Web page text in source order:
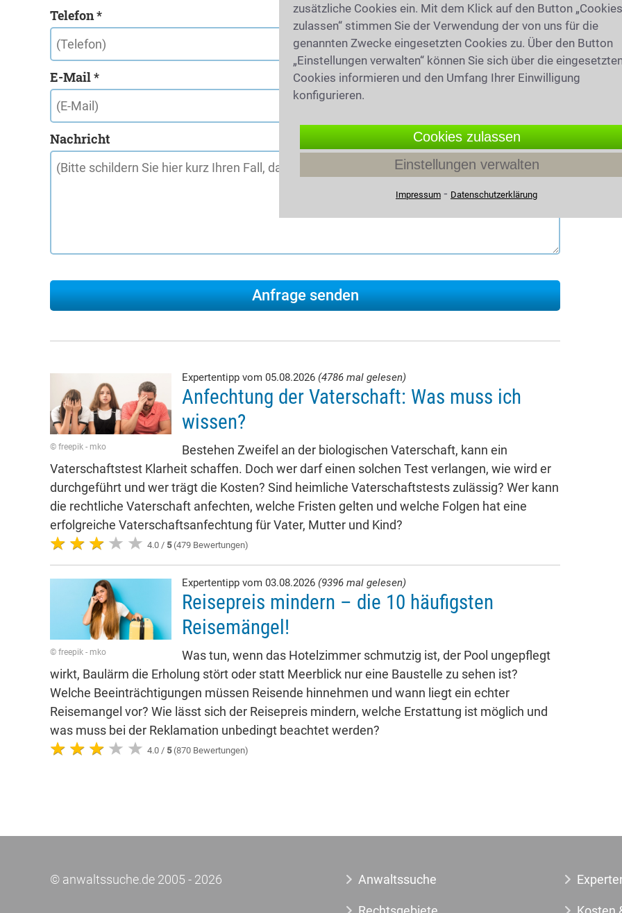
Telefon *
E-Mail *
Nachricht
© freepik - mko
Expertentipp vom 05.08.2026 (4786 mal gelesen)
Anfechtung der Vaterschaft: Was muss ich
wissen?
Bestehen Zweifel an der biologischen Vaterschaft, kann ein
Vaterschaftstest Klarheit schaffen. Doch wer darf einen solchen Test verlangen, wie wird er
durchgeführt und wer trägt die Kosten? Sind heimliche Vaterschaftstests zulässig? Wer kann
die rechtliche Vaterschaft anfechten, welche Fristen gelten und welche Folgen hat eine
erfolgreiche Vaterschaftsanfechtung für Vater, Mutter und Kind?
4.0 / 5(479 Bewertungen)
© freepik - mko
Expertentipp vom 03.08.2026 (9396 mal gelesen)
Reisepreis mindern – die 10 häufigsten
Reisemängel!
Was tun, wenn das Hotelzimmer schmutzig ist, der Pool ungepflegt
wirkt, Baulärm die Erholung stört oder statt Meerblick nur eine Baustelle zu sehen ist?
Welche Beeinträchtigungen müssen Reisende hinnehmen und wann liegt ein echter
Reisemangel vor? Wie lässt sich der Reisepreis mindern, welche Erstattung ist möglich und
was muss bei der Reklamation unbedingt beachtet werden?
4.0 / 5(870 Bewertungen)
© anwaltssuche.de 2005 - 2026 Anwaltssuche
zusätzliche Cookies ein. Mit dem Klick auf den Button „Cookies
zulassen“ stimmen Sie der Verwendung der von uns für die
genannten Zwecke eingesetzten Cookies zu. Über den Button
„Einstellungen verwalten“ können Sie sich über die
Cookies informieren und den Umfang Ihrer Einwilligung
konfigurieren.
Cookies zulassen
Einstellungen verwalten
Impressum ⁃ Datenschutzerklärung